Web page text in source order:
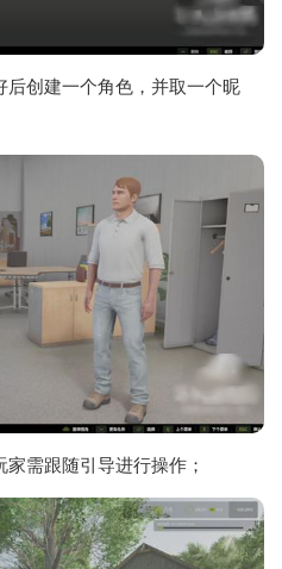
后创建一个角色，并取一个昵
需跟随引导进行操作；